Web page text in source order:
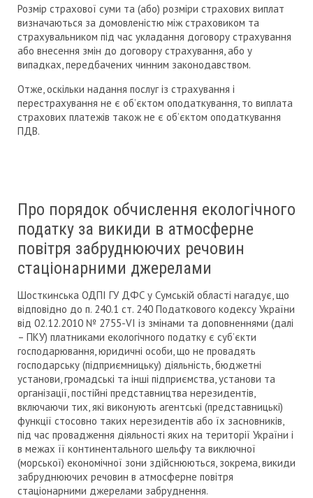
Розмір страхової суми та (або) розміри страхових виплат
визначаються за домовленістю між страховиком та
страхувальником під час укладання договору страхування
або внесення змін до договору страхування, або у
випадках, передбачених чинним законодавством.
Отже, оскільки надання послуг із страхування і
перестрахування не є об’єктом оподаткування, то виплата
страхових платежів також не є об’єктом оподаткування
ПДВ.
Про порядок обчислення екологічного
податку за викиди в атмосферне
повітря забруднюючих речовин
стаціонарними джерелами
Шосткинська ОДПІ ГУ ДФС у Сумській області нагадує, що
відповідно до п. 240.1 ст. 240 Податкового кодексу України
від 02.12.2010 № 2755-VI із змінами та доповненнями (далі
– ПКУ) платниками екологічного податку є суб’єкти
господарювання, юридичні особи, що не провадять
господарську (підприємницьку) діяльність, бюджетні
установи, громадські та інші підприємства, установи та
організації, постійні представництва нерезидентів,
включаючи тих, які виконують агентські (представницькі)
функції стосовно таких нерезидентів або їх засновників,
під час провадження діяльності яких на території України і
в межах її континентального шельфу та виключної
(морської) економічної зони здійснюються, зокрема, викиди
забруднюючих речовин в атмосферне повітря
стаціонарними джерелами забруднення.